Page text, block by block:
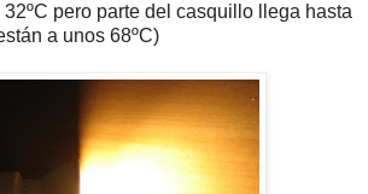
pero parte del casquillo llega hasta
a unos 68ºC)